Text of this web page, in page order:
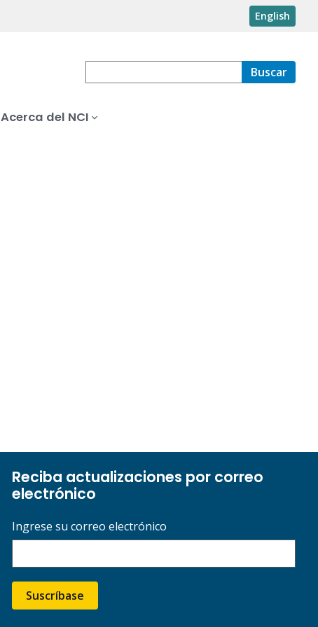
English
Buscar
Acerca del NCI
Reciba actualizaciones por correo
electrónico
Ingrese su correo electrónico
Suscríbase